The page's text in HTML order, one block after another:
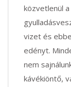
közvetlenül
vizet és
edényt.
nem
kávékiöntő,